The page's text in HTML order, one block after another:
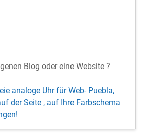
Blog oder eine Website ?
analoge Uhr für Web- Puebla,
der Seite , auf Ihre Farbschema